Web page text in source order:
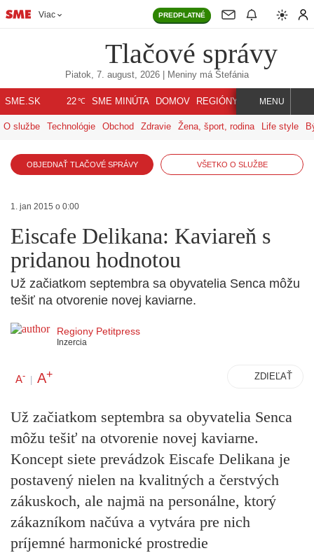
Viac PREDPLATNÉ
Tlačové správy
Piatok, 7. august, 2026 | Meniny má Štefánia
SME.SK 22℃ SME MINÚTA DOMOV REGIÓNY INDEX SVET
MENU
O službe Technológie Obchod Zdravie Žena, šport, rodina Life style
OBJEDNAŤ TLAČOVÉ SPRÁVY VŠETKO O SLUŽBE
1. jan 2015 o 0:00
Eiscafe Delikana: Kaviareň s
pridanou hodnotou
Už začiatkom septembra sa obyvatelia Senca môžu
tešiť na otvorenie novej kaviarne.
Regiony Petitpress
Inzercia
A- | A+ ZDIEĽAŤ
Už začiatkom septembra sa obyvatelia Senca
môžu tešiť na otvorenie novej kaviarne.
Koncept siete prevádzok Eiscafe Delikana je
postavený nielen na kvalitných a čerstvých
zákuskoch, ale najmä na personálne, ktorý
zákazníkom načúva a vytvára pre nich
príjemné harmonické prostredie